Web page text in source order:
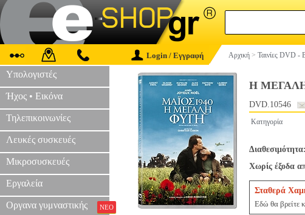
Login / Εγγραφή Αρχική > Ταινίες DVD -
Υπολογιστές
Ήχος • Εικόνα
Τηλεπικοινωνίες
Λευκές συσκευές
Μικροσυσκευές
Εργαλεία
Οργανα γυμναστικής ΝΕΟ
Η ΜΕΓΑΛΗ
DVD.10546
Κατηγορία
Χωρίς έξοδα
Σταθερά
Εδώ θα βρείτε